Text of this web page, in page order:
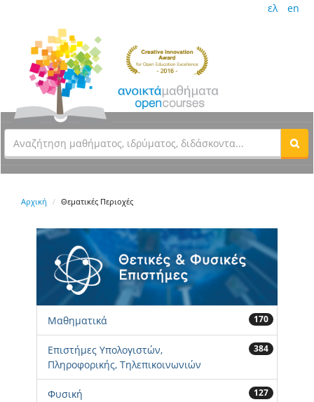
ελ en
Αρχική Θεματικές Περιοχές
Μαθηματικά 170
Επιστήμες Υπολογιστών,
Πληροφορικής, Τηλεπικοινωνιών
384
Φυσική 127